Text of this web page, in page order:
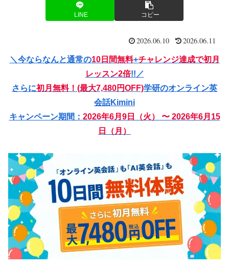
LINE コピー
2026.06.10 2026.06.11
＼ 今ならなんと通常の10日間無料+チャレンジ達成で初月
レッスン2倍!! ／
さらに初月無料！(最大7,480円OFF)学研のオンライン英
会話Kimini
キャンペーン期間： 2026年6月9日（火） 〜 2026年6月15
日（月）